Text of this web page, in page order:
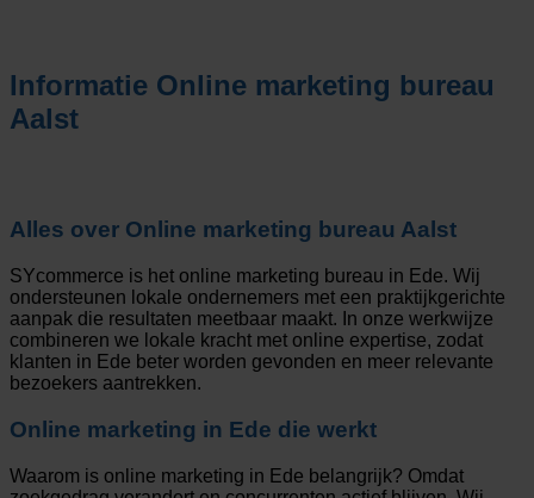
Informatie Online marketing bureau
Aalst
Alles over Online marketing bureau Aalst
SYcommerce is het online marketing bureau in Ede. Wij
ondersteunen lokale ondernemers met een praktijkgerichte
aanpak die resultaten meetbaar maakt. In onze werkwijze
combineren we lokale kracht met online expertise, zodat
klanten in Ede beter worden gevonden en meer relevante
bezoekers aantrekken.
Online marketing in Ede die werkt
Waarom is online marketing in Ede belangrijk? Omdat